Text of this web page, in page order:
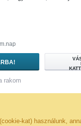
kat) használunk,
rakom